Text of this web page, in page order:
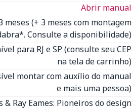
Abrir manual
meses (+ 3 meses com montagem
Consulte a disponibilidade)
para RJ e SP (consulte seu CEP
na tela de carrinho)
montar com auxílio do manual
e mais uma pessoa)
& Ray Eames: Pioneiros do design